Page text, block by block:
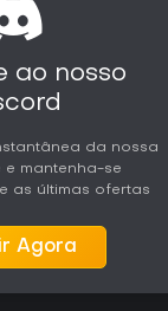
ao nosso
da nossa
e mantenha-se
as últimas ofertas
Agora